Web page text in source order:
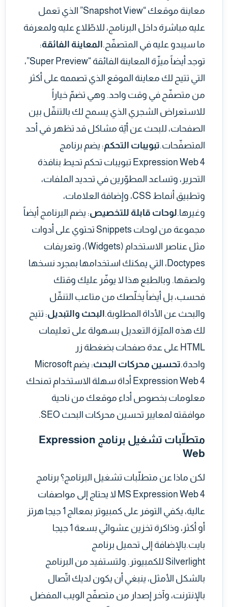
معاينة موقعك “Snapshot View” الذي تعمل
عليه مباشرة داخل البرنامج، للاطّلاع عليه ولمعرفة
ما سيبدو عليه في المتصفّح.المعاينة الفائقة:
توجد أيضاً ميزّة المعاينة الفائقة “Super Preview”،
التي تتيح لك معاينة الموقع الذي تصممه على أكثر
من متصفّح في وقت واحد. وهي تضمّ خياراً
للاستعراض الشجري الذي يسمح لك بالتنقّل بين
الصفحات، للبحث عن أيّة مشاكل قد تظهر في أحد
المتصفّحات.تبويبات التحكم: يضم برنامج
Expression Web 4 تبويبات تحكم تحيط بنافذة
التحرير، وتساعد المطوّرين في تحديد الملفات،
وتطبيق أنماط CSS، وإضافة العلامات،
وغيرها.لوحات قابلة للتخصيص: يضم البرنامج أيضاً
مجموعة من لوحات Snippets تحتوي على أدوات
مثل عناصر الاستخدام (Widgets)، وتعريفات
Doctypes، التي يمكنك استخدامها بمجرد نسخها
ولصقها. وبالطبع هذا لا يوفّر عليك وقتك
فحسب، بل أيضاً يخلّصك من متاعب التنقّل
والبحث عن الأداة المطلوبة.البحث والتبديل: تتيح
لك هذه الميّزة التعديل بسهولة على تعليمات
HTML على عدة صفحات بضغطة زر
واحدة.تحسين محركات البحث
: يضم Microsoft
Expression Web 4 أداة سهلة الاستخدام تمنحك
معلومات بخصوص أداء موقعك من ناحية
موافقته لمعايير تحسين محركات البحث SEO.
متطلّبات تشغيل برنامج Expression
Web
لكن ماذا عن متطلّبات تشغيل البرنامج؟ برنامج
MS Expression Web 4 لا يحتاج إلى مواصفات
عالية، يكفي التوفر على كمبيوتر بمعالج 1 جيجا هرتز
أو أكثر، وذاكرة تخزين عشوائي بسعة 1 جيجا
بايت.بالإضافة إلى تحميل برنامج
Silverlight للكمبيوتر. ولتستفيد من البرنامج
بالشكل الأمثل، ينبغي أن يكون لديك اتّصال
بالإنترنت، وآخر إصدار من متصفّح الويب المفضل